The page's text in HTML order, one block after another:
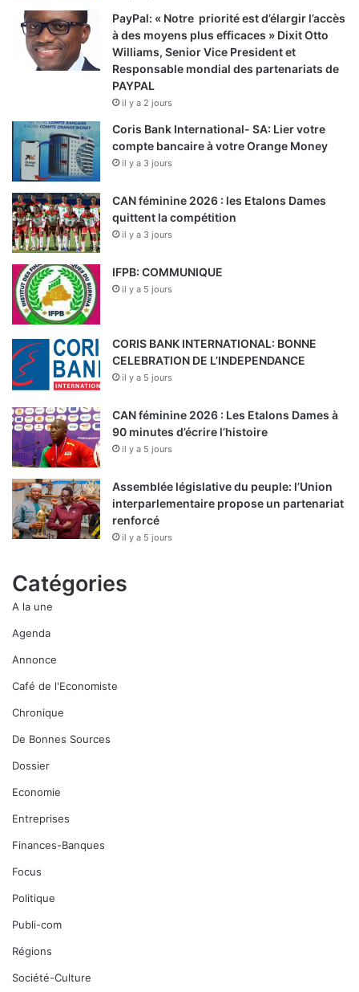
PayPal: « Notre priorité est d’élargir l’accès
à des moyens plus efficaces » Dixit Otto
Williams, Senior Vice President et
Responsable mondial des partenariats de
PAYPAL
il y a 2 jours
Coris Bank International- SA: Lier votre
compte bancaire à votre Orange Money
il y a 3 jours
CAN féminine 2026 : les Etalons Dames
quittent la compétition
il y a 3 jours
IFPB: COMMUNIQUE
il y a 5 jours
CORIS BANK INTERNATIONAL: BONNE
CELEBRATION DE L’INDEPENDANCE
il y a 5 jours
CAN féminine 2026 : Les Etalons Dames à
90 minutes d’écrire l’histoire
il y a 5 jours
Assemblée législative du peuple: l’Union
interparlementaire propose un partenariat
renforcé
il y a 5 jours
Catégories
A la une
Agenda
Annonce
Café de l'Economiste
Chronique
De Bonnes Sources
Dossier
Economie
Entreprises
Finances-Banques
Focus
Politique
Publi-com
Régions
Société-Culture